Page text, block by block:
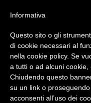
Informativa
Questo sito o gli
di cookie necessari al
nella cookie policy. Se
a tutti o ad alcuni cookie,
Chiudendo questo
su un link o
acconsenti all’uso dei